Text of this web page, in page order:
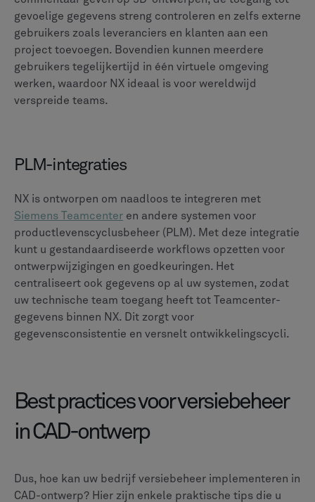
gevoelige gegevens streng controleren en zelfs externe
gebruikers zoals leveranciers en klanten aan een
project toevoegen. Bovendien kunnen meerdere
gebruikers tegelijkertijd in één virtuele omgeving
werken, waardoor NX ideaal is voor wereldwijd
verspreide teams.
PLM-integraties
NX is ontworpen om naadloos te integreren met
Siemens Teamcenter en andere systemen voor
productlevenscyclusbeheer (PLM). Met deze integratie
kunt u gestandaardiseerde workflows opzetten voor
ontwerpwijzigingen en goedkeuringen. Het
centraliseert ook gegevens op al uw systemen, zodat
uw technische team toegang heeft tot Teamcenter-
gegevens binnen NX. Dit zorgt voor
gegevensconsistentie en versnelt ontwikkelingscycli.
Best practices voor versiebeheer
in CAD-ontwerp
Dus, hoe kan uw bedrijf versiebeheer implementeren in
CAD-ontwerp? Hier zijn enkele praktische tips die u